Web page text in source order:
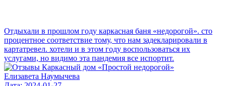
Отдыхали в прошлом году каркасная баня «недорогой». сто
процентное соответствие тому, что нам задекларировали в
картатревел. хотели и в этом году воспользоваться их
услугами, но видимо эта пандемия все испортит.
Елизавета Наумычева